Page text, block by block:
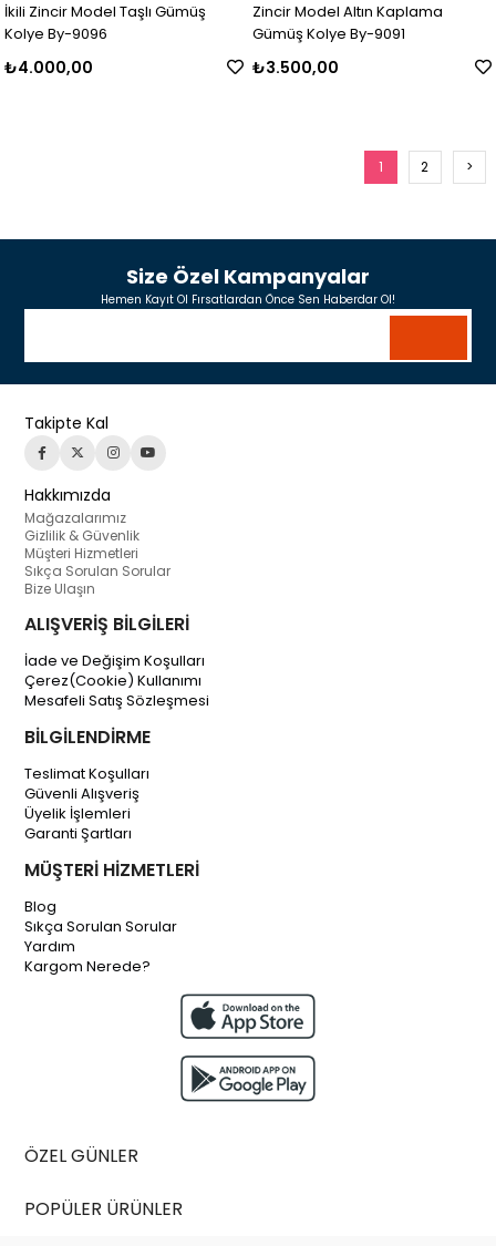
İkili Zincir Model Taşlı Gümüş
Kolye By-9096
₺4.000,00
Zincir Model Altın Kaplama
Gümüş Kolye By-9091
₺3.500,00
1 2 >
Size Özel Kampanyalar
Hemen Kayıt Ol Fırsatlardan Önce Sen Haberdar Ol!
Takipte Kal
Hakkımızda
Mağazalarımız
Gizlilik & Güvenlik
Müşteri Hizmetleri
Sıkça Sorulan Sorular
Bize Ulaşın
ALIŞVERİŞ BİLGİLERİ
İade ve Değişim Koşulları
Çerez(Cookie) Kullanımı
Mesafeli Satış Sözleşmesi
BİLGİLENDİRME
Teslimat Koşulları
Güvenli Alışveriş
Üyelik İşlemleri
Garanti Şartları
MÜŞTERİ HİZMETLERİ
Blog
Sıkça Sorulan Sorular
Yardım
Kargom Nerede?
ÖZEL GÜNLER
POPÜLER ÜRÜNLER